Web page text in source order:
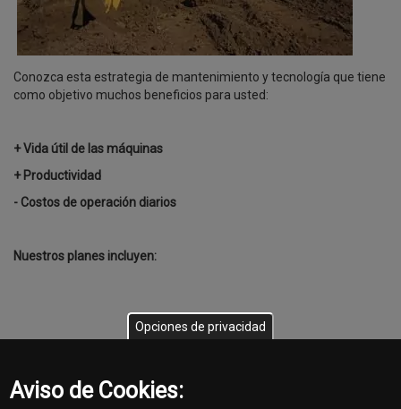
Conozca esta estrategia de mantenimiento y tecnología que tiene
como objetivo muchos beneficios para usted:
+ Vida útil de las máquinas
+ Productividad
- Costos de operación diarios
Nuestros planes incluyen:
Opciones de privacidad
Aviso de Cookies: